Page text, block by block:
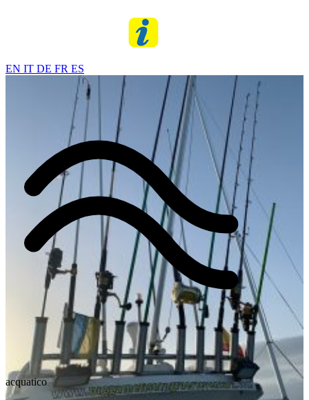
EN IT DE FR ES
acquatico